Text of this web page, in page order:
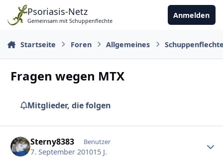
Zu Inhalt springen
Psoriasis-Netz
Gemeinsam mit Schuppenflechte
Anmelden
Startseite Foren Allgemeines
Fragen wegen MTX
Mitglieder, die folgen
Sterny8383 Benutzer
7. September 201015 J.